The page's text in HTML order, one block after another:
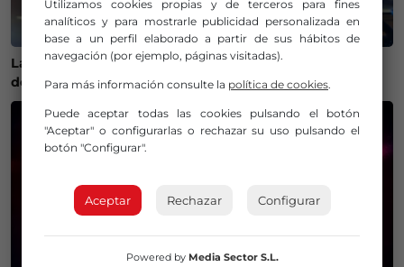
La Policía Municipal de Bilbao intensifica los controles
de alcohol y drogas para evitar accidentes
Utilizamos cookies propias y de terceros para fines
analíticos y para mostrarle publicidad personalizada en
base a un perfil elaborado a partir de sus hábitos de
navegación (por ejemplo, páginas visitadas).
Para más información consulte la política de cookies.
Puede aceptar todas las cookies pulsando el botón
"Aceptar" o configurarlas o rechazar su uso pulsando el
botón "Configurar".
Aceptar Rechazar Configurar
Powered by Media Sector S.L.